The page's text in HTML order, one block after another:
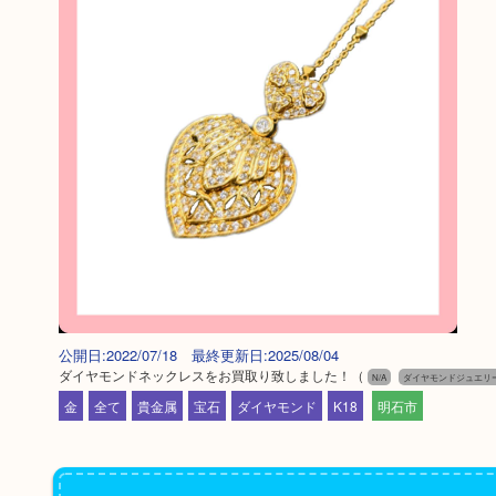
公開日:2022/07/18 最終更新日:2025/08/04
ダイヤモンドネックレスをお買取り致しました！ （ N/A ダイヤモンドジュエリ
金
全て 貴金属 宝石 ダイヤモンド K18 明石市